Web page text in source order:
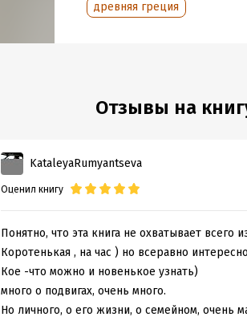
древняя греция
Отзывы на
KataleyaRumyantseva
Оценил книгу
Понятно, что эта книга не охватывает всего
Коротенькая , на час ) но всеравно
Кое -что можно и новенькое узнать)
много о подвигах, очень много.
Но личного, о его жизни, о семейном, очень